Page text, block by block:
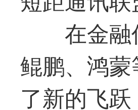
在金
鲲鹏、鸿
了新的飞